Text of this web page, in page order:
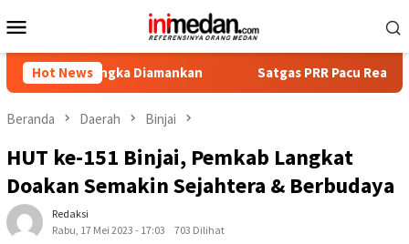
ke
Mobile
Hot News
Diamankan Satgas PRR Pacu Realisasi
Beranda Daerah Binjai
HUT ke-151 Binjai, Pemkab Langkat
Doakan Semakin Sejahtera & Berbudaya
Redaksi
Rabu, 17 Mei 2023 - 17:03
703 Dilihat